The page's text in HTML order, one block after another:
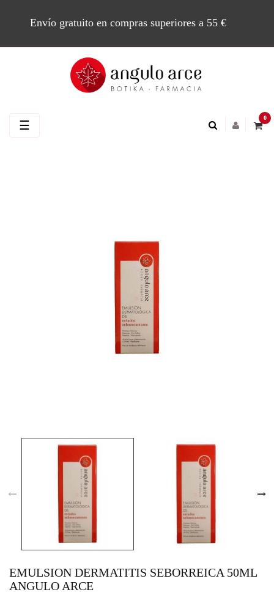
Envío gratuito en compras superiores a 55 €
0
Navegación
☰
EMULSION DERMATITIS SEBORREICA 50ML
ANGULO ARCE